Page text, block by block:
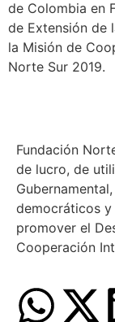
de Colombia en
de Extensión de
la Misión de
Norte Sur 2019.
Fundación
de lucro, de
democráticos
promover el
Cooperación